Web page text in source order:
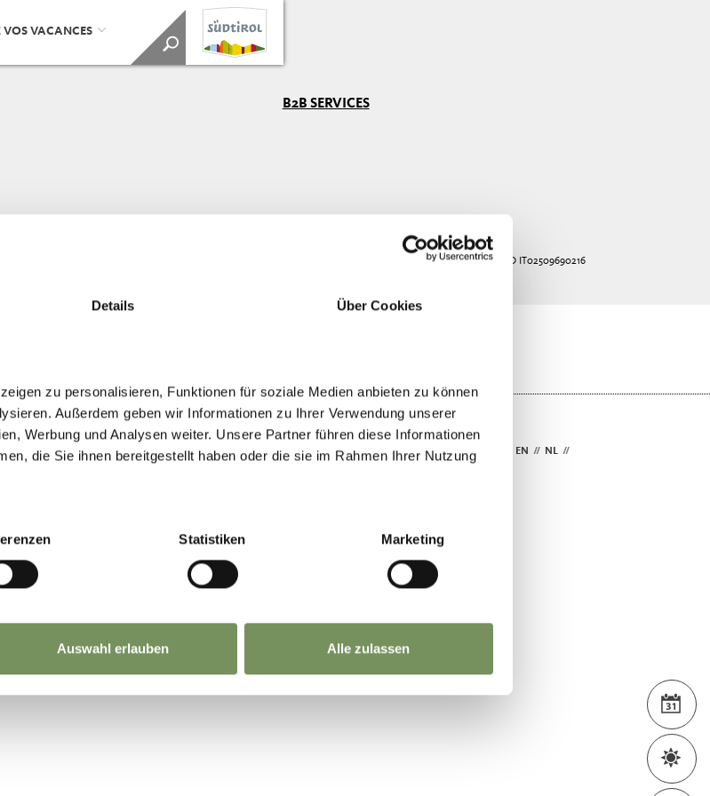
Details Über Cookies
zu personalisieren, Funktionen für soziale Medien anbieten zu können
Außerdem geben wir Informationen zu Ihrer Verwendung unserer
Werbung und Analysen weiter. Unsere Partner führen diese Informationen
die Sie ihnen bereitgestellt haben oder die sie im Rahmen Ihrer Nutzung
Statistiken Marketing
Auswahl erlauben Alle zulassen
VOS VACANCES
B2B SERVICES
IMPRESSUM|PRIVACY | UID IT02509690216
DE EN // NL //